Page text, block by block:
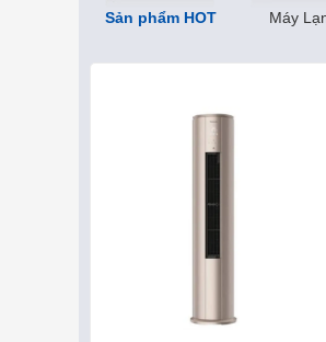
Sản phẩm HOT Máy